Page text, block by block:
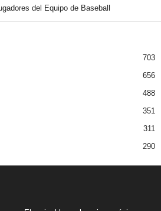
del Equipo de Baseball
703
656
488
351
311
290